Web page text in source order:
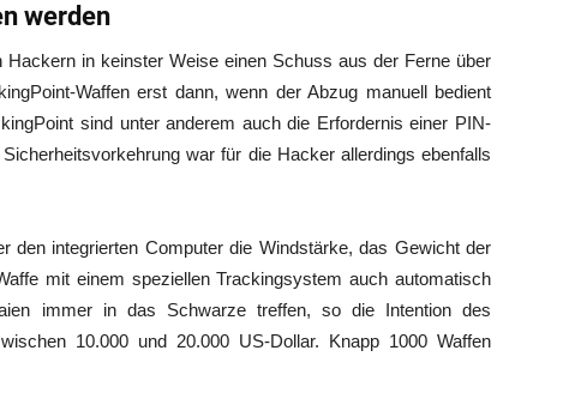
werden
in keinster Weise einen Schuss aus der Ferne über
Waffen erst dann, wenn der Abzug manuell bedient
sind unter anderem auch die Erfordernis einer PIN-
war für die Hacker allerdings ebenfalls
den integrierten Computer die Windstärke, das Gewicht der
mit einem speziellen Trackingsystem auch automatisch
immer in das Schwarze treffen, so die Intention des
10.000 und 20.000 US-Dollar. Knapp 1000 Waffen